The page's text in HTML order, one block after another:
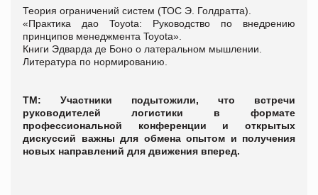
Теория ограничений систем (ТОС Э. Голдратта).
«Практика дао Toyota: Руководство по внедрению
принципов менеджмента Toyota».
Книги Эдварда де Боно о латеральном мышлении.
Литература по нормированию.
ТМ: Участники подытожили, что встречи
руководителей логистики в формате
профессиональной конференции и открытых
дискуссий важны для обмена опытом и получения
новых направлений для движения вперед.